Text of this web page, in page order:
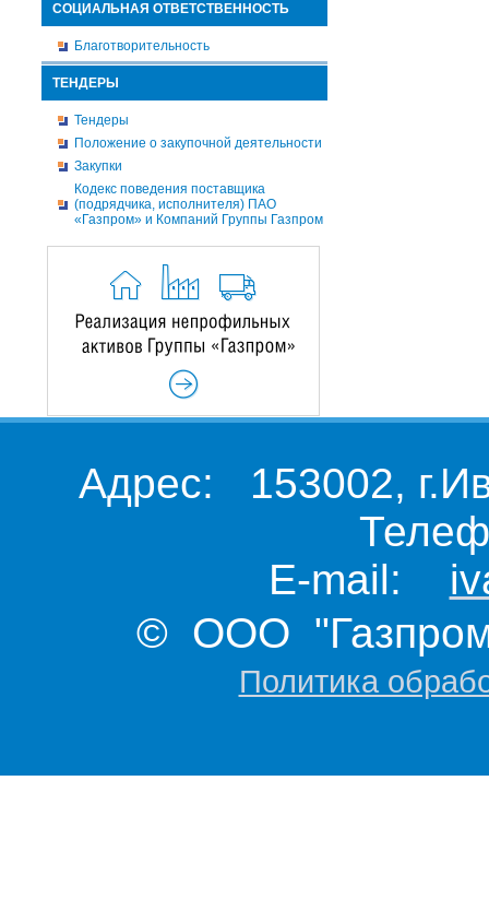
СОЦИАЛЬНАЯ ОТВЕТСТВЕННОСТЬ
Благотворительность
ТЕНДЕРЫ
Тендеры
Положение о закупочной деятельности
Закупки
Кодекс поведения поставщика
(подрядчика, исполнителя) ПАО
«Газпром» и Компаний Группы Газпром
Адрес: 153002,
E-mail:
© ООО "Газпром
Политика